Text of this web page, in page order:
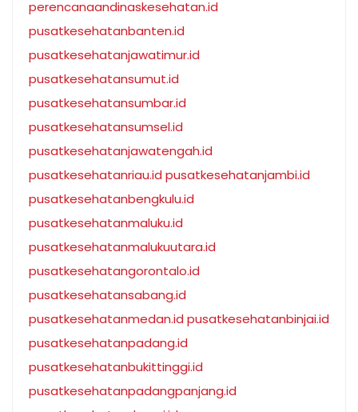
perencanaandinaskesehatan.id
pusatkesehatanbanten.id
pusatkesehatanjawatimur.id
pusatkesehatansumut.id
pusatkesehatansumbar.id
pusatkesehatansumsel.id
pusatkesehatanjawatengah.id
pusatkesehatanriau.id pusatkesehatanjambi.id
pusatkesehatanbengkulu.id
pusatkesehatanmaluku.id
pusatkesehatanmalukuutara.id
pusatkesehatangorontalo.id
pusatkesehatansabang.id
pusatkesehatanmedan.id pusatkesehatanbinjai.id
pusatkesehatanpadang.id
pusatkesehatanbukittinggi.id
pusatkesehatanpadangpanjang.id